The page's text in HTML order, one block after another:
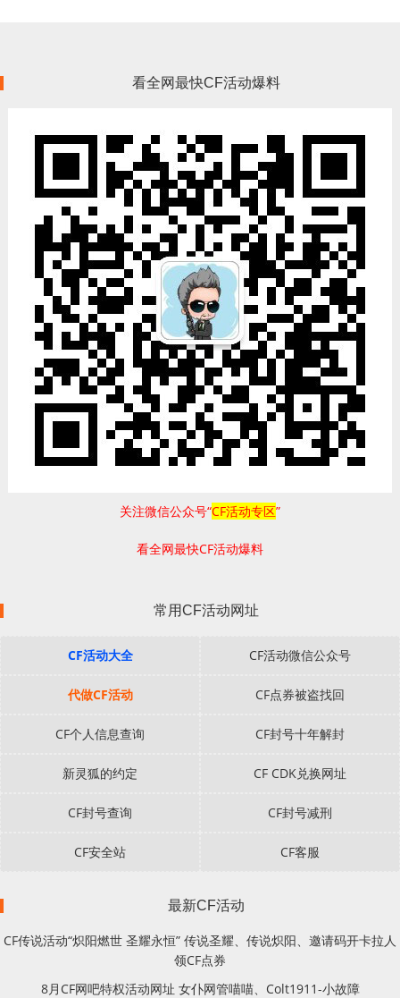
看全网最快CF活动爆料
关注微信公众号“CF活动专区”
看全网最快CF活动爆料
常用CF活动网址
CF活动大全 CF活动微信公众号
代做CF活动 CF点券被盗找回
CF个人信息查询 CF封号十年解封
新灵狐的约定 CF CDK兑换网址
CF封号查询 CF封号减刑
CF安全站 CF客服
最新CF活动
CF传说活动“炽阳燃世 圣耀永恒” 传说圣耀、传说炽阳、邀请码开卡拉人
领CF点券
8月CF网吧特权活动网址 女仆网管喵喵、Colt1911-小故障